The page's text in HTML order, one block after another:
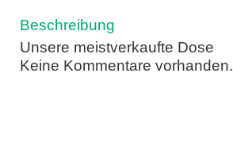
Beschreibung
Unsere meistverkaufte Dose
Keine Kommentare vorhanden.